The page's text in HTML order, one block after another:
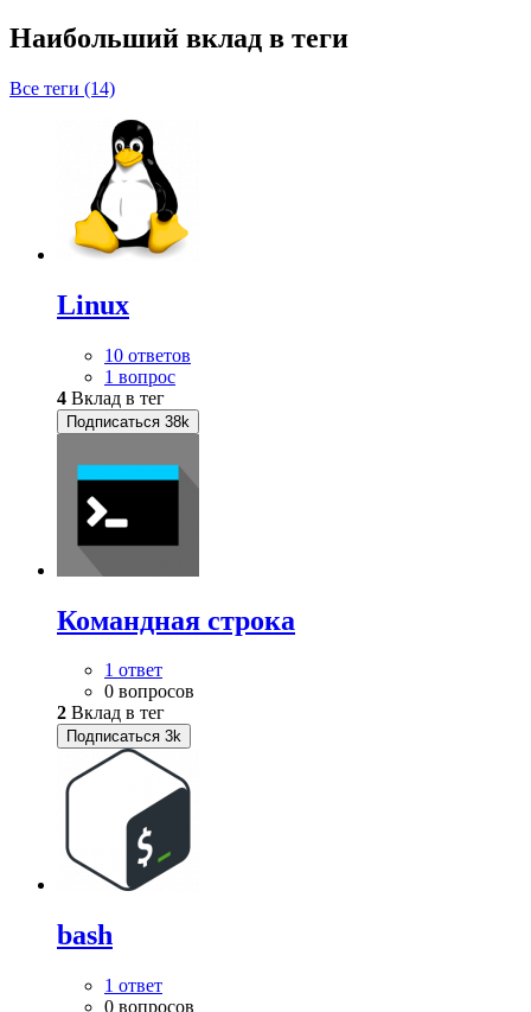
Наибольший вклад в теги
Все теги (14)
Linux
10 ответов
1 вопрос
4 Вклад в тег
Подписаться 38k
Командная строка
1 ответ
0 вопросов
2 Вклад в тег
Подписаться 3k
bash
1 ответ
0 вопросов